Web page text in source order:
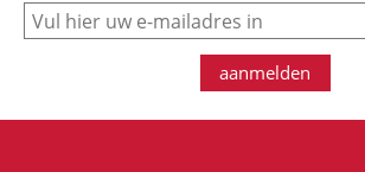
e-mail
aanmelden